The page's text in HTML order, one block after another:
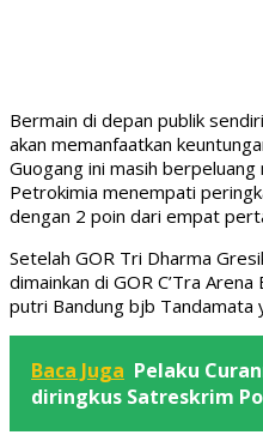
Bermain di depan publik
akan memanfaatkan
Guogang ini masih
Petrokimia menempati
dengan 2 poin dari empat
Setelah GOR Tri Dharma
dimainkan di GOR C’Tra
putri Bandung bjb Tandamata
Baca Juga Pelaku
diringkus Satreskrim